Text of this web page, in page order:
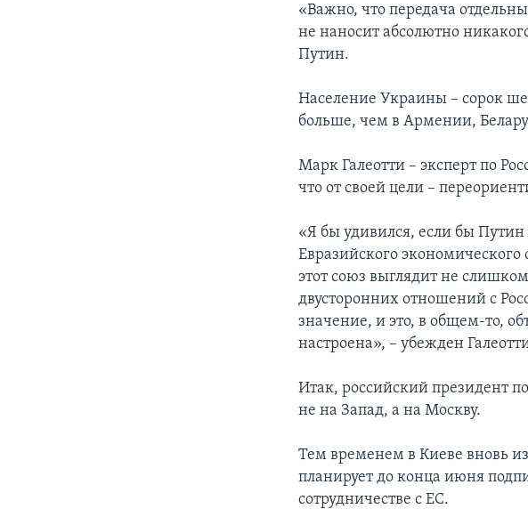
«Важно, что передача
не наносит абсолютно
Путин.
Население Украины – сорок
больше, чем в Армении,
Марк Галеотти – эксперт по
что от своей цели –
«Я бы удивился, если бы Путин
Евразийского
этот союз выглядит не
двусторонних отношений с
значение, и это, в общем-то,
настроена», – убежден
Итак, российский президент
не на Запад, а на Москву.
Тем временем в Киеве вновь
планирует до конца июня
сотрудничестве с ЕС.